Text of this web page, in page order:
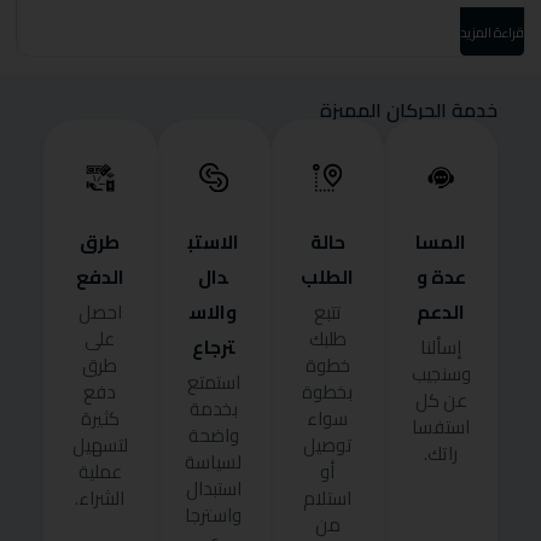
قراءة المزيد
خدمة الحركان المميزة
المسا
عدة و
الدعم
إسألنا
وسنجيب
عن كل
استفسا
راتك.
حالة
الطلب
تتبع
طلبك
خطوة
بخطوة
سواء
توصيل
أو
استلام
من
الاستب
دال
والاس
ترجاع
استمتع
بخدمة
واضحة
لسياسة
استبدال
واسترجا
طرق
الدفع
احصل
على
طرق
دفع
كثيرة
لتسهيل
عملية
الشراء.